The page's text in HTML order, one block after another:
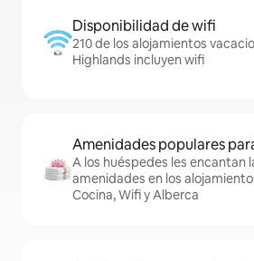
Disponibilidad de wifi
210 de los alojamientos
Highlands incluyen wifi
Amenidades populares
A los huéspedes les encantan
amenidades en los
Cocina, Wifi y Alberca